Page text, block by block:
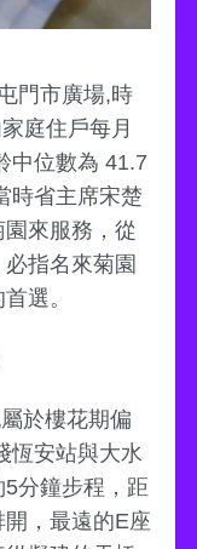
門市廣場,時
庭住戶每月
中位數為 41.7
時省主席宋楚
來服務，從
指名來菊園
選。
於樓花期偏
恆安站與大水
分鐘步程，距
，最遠的E座